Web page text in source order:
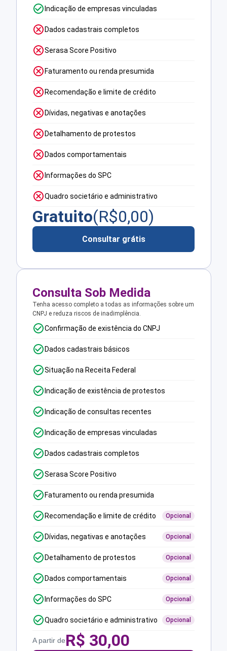
Indicação de empresas vinculadas
Dados cadastrais completos
Serasa Score Positivo
Faturamento ou renda presumida
Recomendação e limite de crédito
Dívidas, negativas e anotações
Detalhamento de protestos
Dados comportamentais
Informações do SPC
Quadro societário e administrativo
Gratuito(R$0,00)
Consultar grátis
Consulta Sob Medida
Tenha acesso completo a todas as informações sobre um
CNPJ e reduza riscos de inadimplência.
Confirmação de existência do CNPJ
Dados cadastrais básicos
Situação na Receita Federal
Indicação de existência de protestos
Indicação de consultas recentes
Indicação de empresas vinculadas
Dados cadastrais completos
Serasa Score Positivo
Faturamento ou renda presumida
Recomendação e limite de crédito Opcional
Dívidas, negativas e anotações Opcional
Detalhamento de protestos Opcional
Dados comportamentais Opcional
Informações do SPC Opcional
Quadro societário e administrativo Opcional
A partir deR$ 30,00